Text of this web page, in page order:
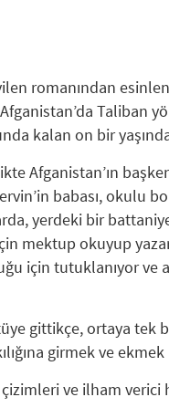
romanından
Taliban
kalan on bir
Afganistan’ın
babası, okulu
yerdeki bir
mektup okuyup
için tutuklanıyor ve
gittikçe, ortaya tek
girmek ve
çizimleri ve ilham